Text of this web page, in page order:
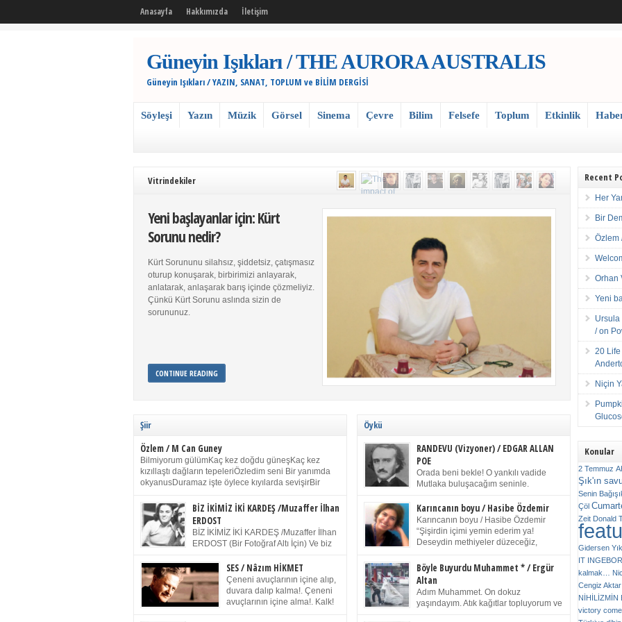
Anasayfa Hakkımızda İletişim
Güneyin Işıkları / THE AURORA AUSTRALIS
Güneyin Işıkları / YAZIN, SANAT, TOPLUM ve BİLİM DERGİSİ
Söyleşi Yazın Müzik Görsel Sinema Çevre Bilim Felsefe Toplum Etkinlik
Vitrindekiler
Yeni başlayanlar için: Kürt
Sorunu nedir?
Kürt Sorununu silahsız, şiddetsiz, çatışmasız
oturup konuşarak, birbirimizi anlayarak,
anlatarak, anlaşarak barış içinde çözmeliyiz.
Çünkü Kürt Sorunu aslında sizin de
sorununuz.
CONTINUE READING
Şiir
Özlem / M Can Guney
Bilmiyorum gülümKaç kez doğdu güneşKaç kez
kızıllaştı dağların tepeleriÖzledim seni Bir yanımda
okyanusDuramaz işte öylece kıyılarda sevişirBir
dururSokulur yalnızlığıma kokun olur Gözlerim bir
buruk gülümsemeDudağımda buğusu
öpüşlerinGeceler boyuÖzledim seni 2004 Haziran
Sydney / Toplumsal Kaynak / Memduh Güney
BİZ İKİMİZ İKİ KARDEŞ /Muzaffer İlhan
ERDOST
BİZ İKİMİZ İKİ KARDEŞ /Muzaffer İlhan
ERDOST (Bir Fotoğraf Altı İçin) Ve biz
Duracağız Fotoğrafımızda durduğumuz gibi Benim
ellerimde kelepçe Yüzümde yapay bir gülüş
(Kelepçeyi yadırgamanın gülüşü belki İlk kez olduğu
için Sonra alıştım Ve unuttum sonra kelepçeyi
SES / Nâzım HİKMET
Çeneni avuçlarının içine alıp,
duvara dalıp kalma!. Çeneni
avuçlarının içine alma!. Kalk!
Öykü
RANDEVU (Vizyoner) / EDGAR ALLAN
POE
Orada beni bekle! O yankılı vadide
Mutlaka buluşacağım seninle.
karısının ölümü üstüne yazdığı ağıt.) Talihsiz ve
gizemli adam! – Sen ki kendi hayal gücünün
parlaklığıyla afalladın, gençliğinin alevleri arasına
düştün! Hayalimde seni tekrar görüyorum! Bir kez
olduğun gibi değil soğuk vadide ve gölgelerin […]
Karıncanın boyu / Hasibe Özdemir
Karıncanın boyu / Hasibe Özdemir
“Şişirdin içimi yemin ederim ya!
Deseydin methiyeler düzeceğiz,
titriyor. “Sana gel demedim kızım.” diyorum sakince.
“Takıldın peşime madem, ne duyarsan
katlanacaksın.” Bir sigara yakıyor. Başını yana yatırıp,
bezmiş annelerin yılgın bakışıyla süzüyor beni.
Kaşlarımı kaldırıp ona bakıyorum ben de. Pes ediyor.
Böyle Buyurdu Muhammet * / Ergür
Altan
Adım Muhammet. On dokuz
yaşındayım. Atık kağıtlar topluyorum ve
Recent
Her
Bir
Özlem
Orhan
Yeni
Ursula
/ on
20
Niçin
Konular
2 Temmuz
Şık'ın
Senin
Çöl
Zeit Donald
Gidersen
IT
kalmak…
Cengiz Aktar
NİHİLİZMİN
victory